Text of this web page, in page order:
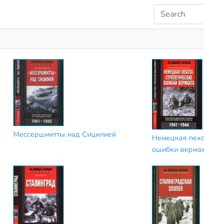
Мессершмитты над Сицилией
Немецкая
ошибки